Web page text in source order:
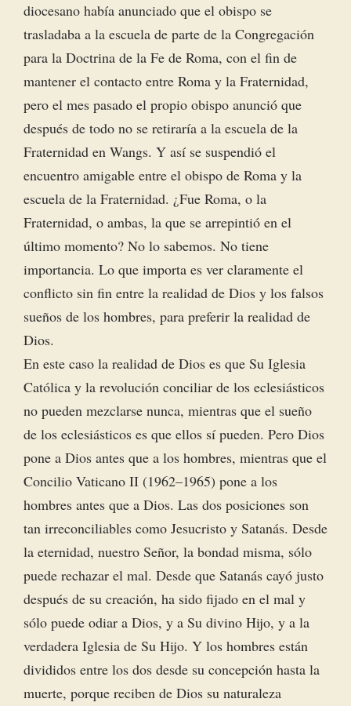
diocesano había anunciado que el obispo se
trasladaba a la escuela de parte de la Congregación
para la Doctrina de la Fe de Roma, con el fin de
mantener el contacto entre Roma y la Fraternidad,
pero el mes pasado el propio obispo anunció que
después de todo no se retiraría a la escuela de la
Fraternidad en Wangs. Y así se suspendió el
encuentro amigable entre el obispo de Roma y la
escuela de la Fraternidad. ¿Fue Roma, o la
Fraternidad, o ambas, la que se arrepintió en el
último momento? No lo sabemos. No tiene
importancia. Lo que importa es ver claramente el
conflicto sin fin entre la realidad de Dios y los falsos
sueños de los hombres, para preferir la realidad de
Dios.
En este caso la realidad de Dios es que Su Iglesia
Católica y la revolución conciliar de los eclesiásticos
no pueden mezclarse nunca, mientras que el sueño
de los eclesiásticos es que ellos sí pueden. Pero Dios
pone a Dios antes que a los hombres, mientras que el
Concilio Vaticano II (1962–1965) pone a los
hombres antes que a Dios. Las dos posiciones son
tan irreconciliables como Jesucristo y Satanás. Desde
la eternidad, nuestro Señor, la bondad misma, sólo
puede rechazar el mal. Desde que Satanás cayó justo
después de su creación, ha sido fijado en el mal y
sólo puede odiar a Dios, y a Su divino Hijo, y a la
verdadera Iglesia de Su Hijo. Y los hombres están
divididos entre los dos desde su concepción hasta la
muerte, porque reciben de Dios su naturaleza